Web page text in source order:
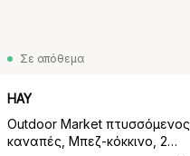
Σε απόθεμα
HAY
Outdoor Market πτυσσόμενος
καναπές, Μπεζ-κόκκινο, 2